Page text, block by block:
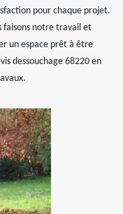
pour chaque projet.
faisons notre travail et
un espace prêt à être
dessouchage 68220 en